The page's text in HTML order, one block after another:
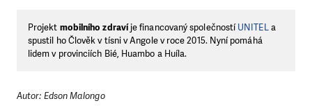
Projekt mobilního zdravíje financovaný společnostíUNITELa
spustil ho Člověk v tísni v Angole v roce 2015. Nyní pomáhá
lidem v provinciích Bié, Huambo a Huíla.
Autor: Edson Malongo